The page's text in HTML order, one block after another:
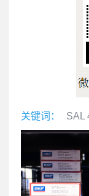
关键词： SAL